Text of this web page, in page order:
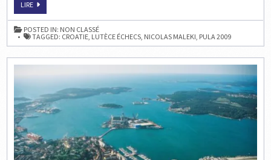
LIRELE
TOURNOI
D’ÉCHECS
DE
PULA:
LA
POSTED IN: NON CLASSÉ
TAGGED: CROATIE LUTÈCE ÉCHECS NICOLAS MALEKI PULA 2009